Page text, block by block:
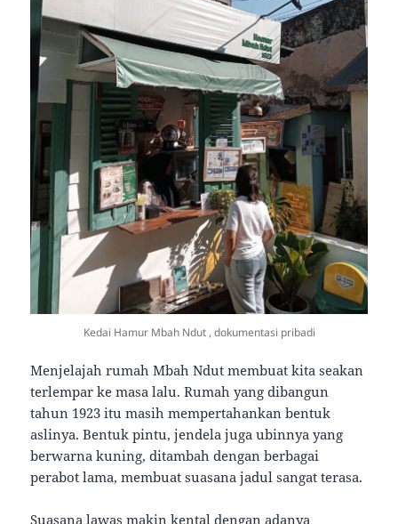
Kedai Hamur Mbah Ndut , dokumentasi pribadi
Menjelajah rumah Mbah Ndut membuat kita seakan
terlempar ke masa lalu. Rumah yang dibangun
tahun 1923 itu masih mempertahankan bentuk
aslinya. Bentuk pintu, jendela juga ubinnya yang
berwarna kuning, ditambah dengan berbagai
perabot lama, membuat suasana jadul sangat terasa.
Suasana lawas makin kental dengan adanya